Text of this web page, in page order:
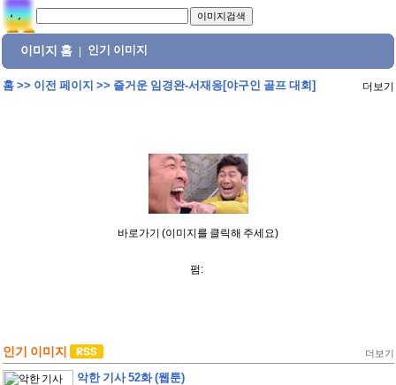
이미지 홈 인기 이미지
홈>> 이전 페이지 >> 즐거운 임경완-서재응[야구인 골프 대회] 더보기
바로가기 (이미지를 클릭해 주세요)
펌:
인기 이미지 더보기
악한 기사 52화 (웹툰)